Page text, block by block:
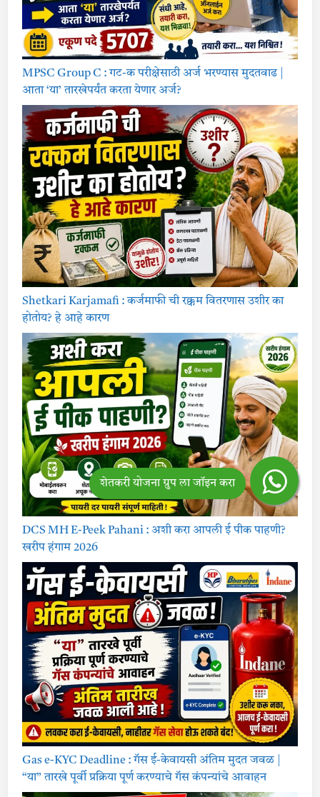
MPSC Group C : गट-क परीक्षेसाठी अर्ज भरण्यास मुदतवाढ |
आता ‘या’ तारखेपर्यंत करता येणार अर्ज?
Shetkari Karjamafi : कर्जमाफी ची रक्कम वितरणास उशीर का
होतोय? हे आहे कारण
DCS MH E-Peek Pahani : अशी करा आपली ई पीक पाहणी?
खरीप हंगाम 2026
Gas e-KYC Deadline : गॅस ई-केवायसी अंतिम मुदत जवळ |
“या” तारखे पूर्वी प्रक्रिया पूर्ण करण्याचे गॅस कंपन्यांचे आवाहन